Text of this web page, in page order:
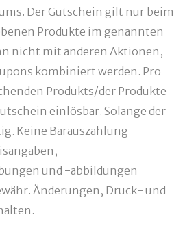
Der Gutschein gilt nur beim
Produkte im genannten
nicht mit anderen Aktionen,
kombiniert werden. Pro
Produkts/der Produkte
einlösbar. Solange der
Keine Barauszahlung
und -abbildungen
Änderungen, Druck- und